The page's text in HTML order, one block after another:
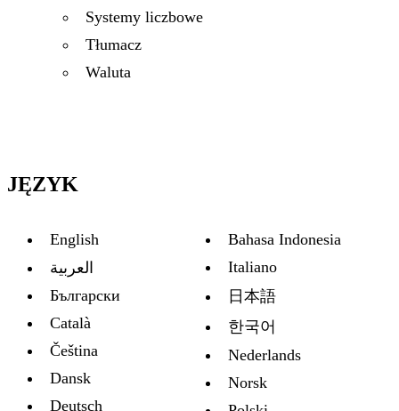
Systemy liczbowe
Tłumacz
Waluta
JĘZYK
English
العربية
Български
Català
Čeština
Dansk
Deutsch
Bahasa Indonesia
Italiano
日本語
한국어
Nederlands
Norsk